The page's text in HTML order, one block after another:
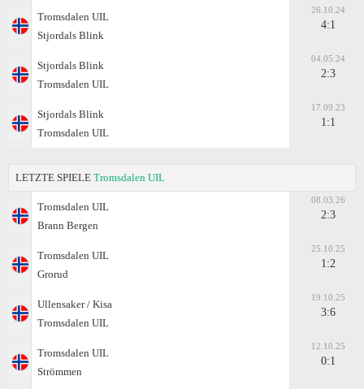
Tromsdalen UIL
Stjordals Blink
26.10.24
4:1
Stjordals Blink
Tromsdalen UIL
04.05.24
2:3
Stjordals Blink
Tromsdalen UIL
17.09.23
1:1
LETZTE SPIELE Tromsdalen UIL
Tromsdalen UIL
Brann Bergen
08.03.26
2:3
Tromsdalen UIL
Grorud
25.10.25
1:2
Ullensaker / Kisa
Tromsdalen UIL
19.10.25
3:6
Tromsdalen UIL
Strömmen
12.10.25
0:1